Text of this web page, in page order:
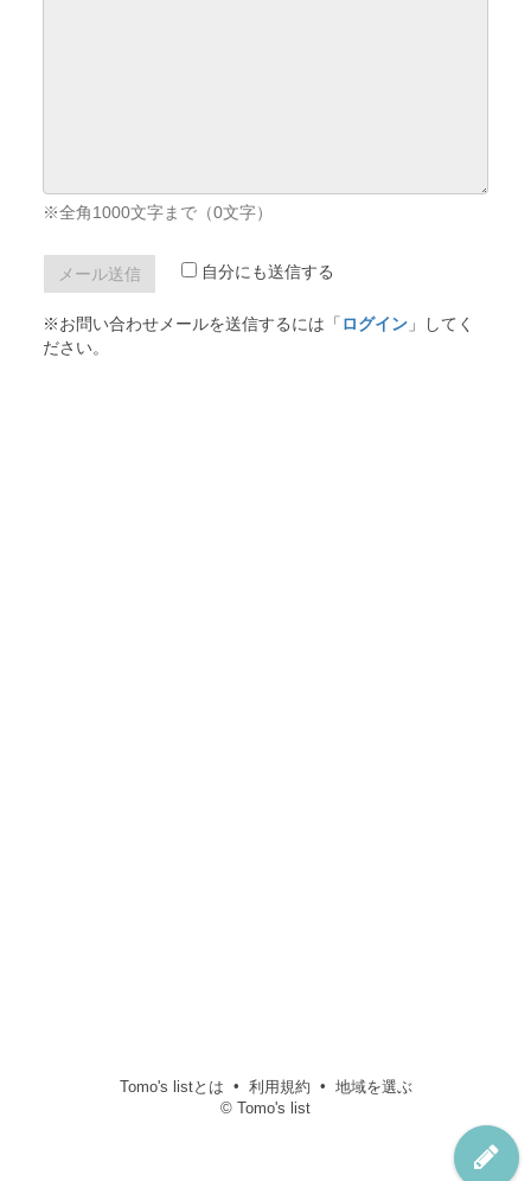
※全角1000文字まで（0文字）
自分にも送信する
※お問い合わせメールを送信するには「ログイン」してく
ださい。
Tomo's listとは 利用規約
地域を選ぶ
© Tomo's list